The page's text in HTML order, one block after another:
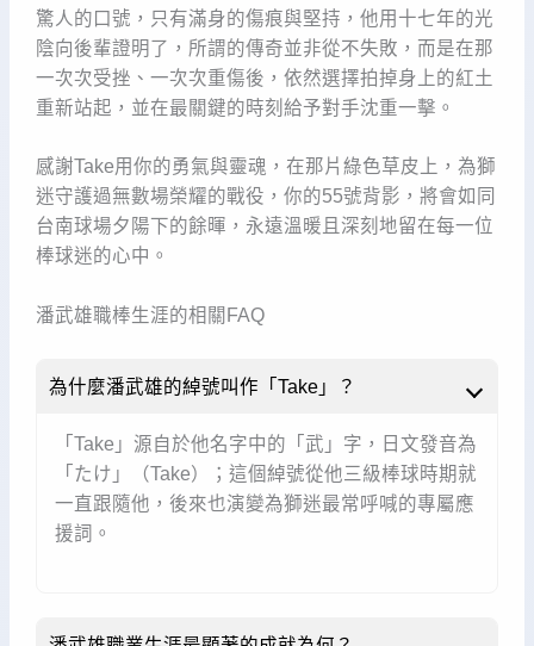
驚人的口號，只有滿身的傷痕與堅持，他用十七年的光
陰向後輩證明了，所謂的傳奇並非從不失敗，而是在那
一次次受挫、一次次重傷後，依然選擇拍掉身上的紅土
重新站起，並在最關鍵的時刻給予對手沈重一擊。
感謝Take用你的勇氣與靈魂，在那片綠色草皮上，為獅
迷守護過無數場榮耀的戰役，你的55號背影，將會如同
台南球場夕陽下的餘暉，永遠溫暖且深刻地留在每一位
棒球迷的心中。
潘武雄職棒生涯的相關FAQ
為什麼潘武雄的綽號叫作「Take」？
「Take」源自於他名字中的「武」字，日文發音為
「たけ」（Take）；這個綽號從他三級棒球時期就
一直跟隨他，後來也演變為獅迷最常呼喊的專屬應
援詞。